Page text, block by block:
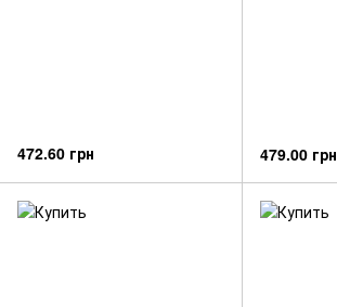
472.60 грн 479.00 грн